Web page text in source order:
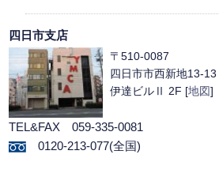
四日市支店
〒510-0087
四日市市西新地13-13
伊達ビルⅡ 2F [地図]
TEL&FAX 059-335-0081
0120-213-077(全国)